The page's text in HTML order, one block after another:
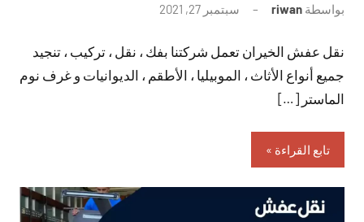
بواسطة riwan سبتمبر 27, 2021
تعليقات
نقل عفش الخيران تعمل شركتنا بفك ، نقل ، تركيب ، تنجيد
جميع أنواع الأثاث ، الموبيليا ، الأطقم ، الديوانيات و غرف نوم
الماستر […]
تابع القراءة